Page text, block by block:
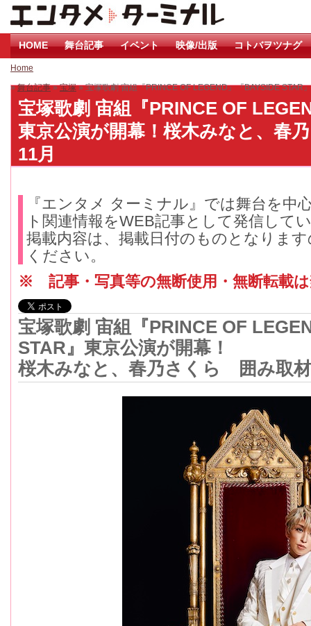
HOME 舞台記事 イベント 映像/出版 コトバヲツナグ
Home
»舞台記事»宝塚» 宝塚歌劇 宙組『PRINCE OF LEGEND』『BAYSIDE
宝塚歌劇 宙組『PRINCE OF
東京公演が開幕！桜木みなと、春
11月
『エンタメ ターミナル』では舞台を中
ト関連情報をWEB記事として発信して
掲載内容は、掲載日付のものとなりま
ください。
※ 記事・写真等の無断使用・無断転載
宝塚歌劇 宙組『PRINCE OF
STAR』東京公演が開幕！
桜木みなと、春乃さくら 囲み取材